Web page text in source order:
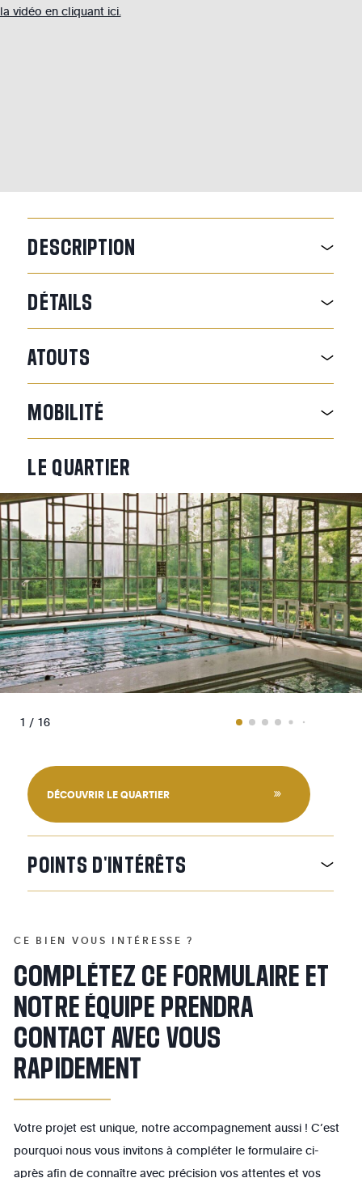
vidéo en cliquant ici.
DESCRIPTION
DÉTAILS
ATOUTS
MOBILITÉ
LE QUARTIER
1 / 16
DÉCOUVRIR LE QUARTIER
POINTS D'INTÉRÊTS
CE BIEN VOUS INTÉRESSE ?
COMPLÉTEZ CE FORMULAIRE ET
NOTRE ÉQUIPE PRENDRA
CONTACT AVEC VOUS
RAPIDEMENT
Votre projet est unique, notre accompagnement aussi ! C’est
pourquoi nous vous invitons à compléter le formulaire ci-
après afin de connaître avec précision vos attentes et vos